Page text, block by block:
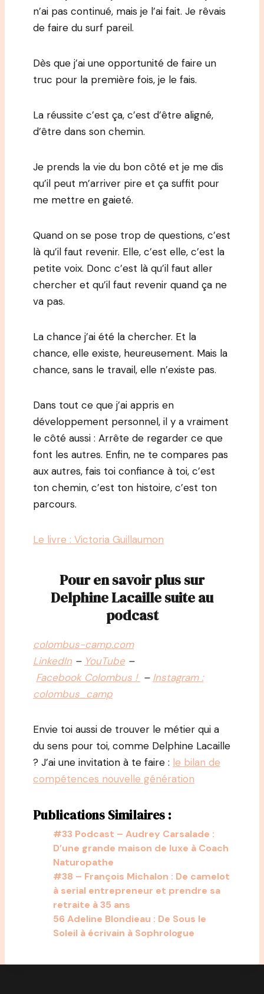
n’ai pas continué, mais je l’ai fait. Je rêvais
de faire du surf pareil.
Dès que j’ai une opportunité de faire un
truc pour la première fois, je le fais.
La réussite c’est ça, c’est d’être aligné,
d’être dans son chemin.
Je prends la vie du bon côté et je me dis
qu’il peut m’arriver pire et ça suffit pour
me mettre en gaieté.
Quand on se pose trop de questions, c’est
là qu’il faut revenir. Elle, c’est elle, c’est la
petite voix. Donc c’est là qu’il faut aller
chercher et qu’il faut revenir quand ça ne
va pas.
La chance j’ai été la chercher. Et la
chance, elle existe, heureusement. Mais la
chance, sans le travail, elle n’existe pas.
Dans tout ce que j’ai appris en
développement personnel, il y a vraiment
le côté aussi : Arrête de regarder ce que
font les autres. Enfin, ne te compares pas
aux autres, fais toi confiance à toi, c’est
ton chemin, c’est ton histoire, c’est ton
parcours.
Le livre : Victoria Guillaumon
Pour en savoir plus sur
Delphine Lacaille suite au
podcast
colombus-camp.com
LinkedIn – YouTube –
Facebook Colombus ! – Instagram :
colombus_camp
Envie toi aussi de trouver le métier qui a
du sens pour toi, comme Delphine Lacaille
? J’ai une invitation à te faire : le bilan de
compétences nouvelle génération
Publications Similaires :
#33 Podcast – Audrey Carsalade :
D’une grande maison de luxe à Coach
Naturopathe
#38 – François Michalon : De camelot
à serial entrepreneur et prendre sa
retraite à 35 ans
56 Adeline Blondieau : De Sous le
Soleil à écrivain à Sophrologue